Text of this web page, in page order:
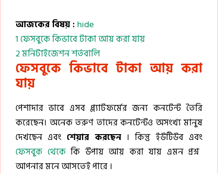
আজকের বিষয় : hide
1ফেসবুকে কিভাবে টাকা আয় করা যায়
2মনিটাইজেশন শর্তবালি
ফেসবুকে কিভাবে টাকা আয় করা
যায়
পেশাদার ভাবে এসব প্ল্যাটফর্মের জন্য কনটেন্ট তৈরি
করেছেন। অনেক তরুণ তাদের কনটেন্টও অসংখ্য মানুষ
দেখছেন এবং শেয়ার করছেন । কিন্তু ইউটিউব এবং
ফেসবুক থেকেকি উপায় আয় করা যায় এমন প্রশ্ন
আপনার মনে আসতেই পারে ।